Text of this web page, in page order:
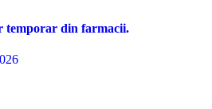
temporar din farmacii.